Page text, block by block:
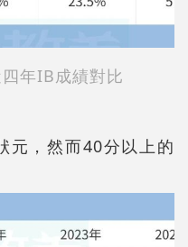
年IB成績對比
元，然而40分以上的